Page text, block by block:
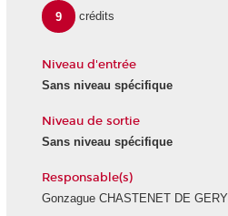
9 crédits
Niveau d'entrée
Sans niveau spécifique
Niveau de sortie
Sans niveau spécifique
Responsable(s)
Gonzague CHASTENET DE GERY